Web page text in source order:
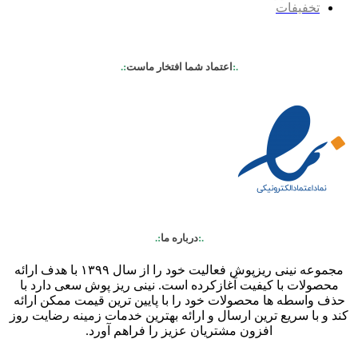
تخفیفات
.:اعتماد شما افتخار ماست:.
.:درباره ما:.
مجموعه نینی ریزپوش فعالیت خود را از سال ۱۳۹۹ با هدف ارائه
محصولات با کیفیت آغازکرده است. نینی ریز پوش سعی دارد با
حذف واسطه ها محصولات خود را با پایین ترین قیمت ممکن ارائه
کند و با سریع ترین ارسال و ارائه بهترین خدمات زمینه رضایت روز
افزون مشتریان عزیز را فراهم آورد.